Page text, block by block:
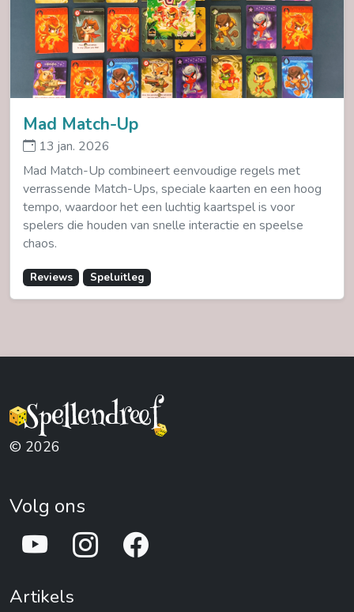
Mad Match-Up
13 jan. 2026
Mad Match-Up combineert eenvoudige regels met
verrassende Match-Ups, speciale kaarten en een hoog
tempo, waardoor het een luchtig kaartspel is voor
spelers die houden van snelle interactie en speelse
chaos.
Reviews Speluitleg
© 2026
Volg ons
Artikels